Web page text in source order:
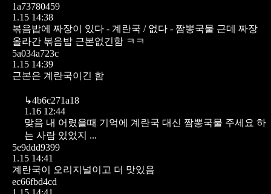
1a73780459
1.15 14:38
볶음밥에 짜장이 있다 - 계란국 / 없다 - 짬뽕국물 근데 짜장
올라간 볶음밥 근본없긴함 ㅋㅋ
5a034a723c
1.15 14:39
근본은 계란국이긴 함
↳4b6c271a18
1.16 12:44
맞음 내 어렸을때 기억에 계란국 대신 짬뽕국물 주세요 하
는 사람 있었지 ...
5e9ddd9399
1.15 14:41
계란국이 오리지널이고 더 맛있음
ec66fbd4cd